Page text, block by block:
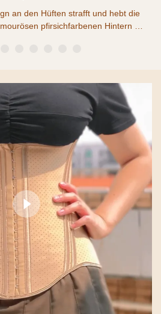
an den Hüften strafft und hebt die
pfirsichfarbenen Hintern zu
zu machen. Alle diese Designs